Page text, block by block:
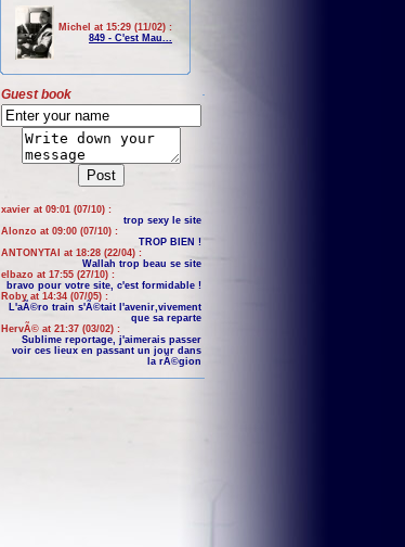
Michel at 15:29 (11/02) :
849 - C'est Mau...
Guest book
xavier at 09:01 (07/10) :
trop sexy le site
Alonzo at 09:00 (07/10) :
TROP BIEN !
ANTONYTAI at 18:28 (22/04) :
Wallah trop beau se site
elbazo at 17:55 (27/10) :
bravo pour votre site, c'est formidable !
Roby at 14:34 (07/05) :
L'aÃ©ro train s'Ã©tait l'avenir,vivement
que sa reparte
HervÃ© at 21:37 (03/02) :
Sublime reportage, j'aimerais passer
voir ces lieux en passant un jour dans
la rÃ©gion